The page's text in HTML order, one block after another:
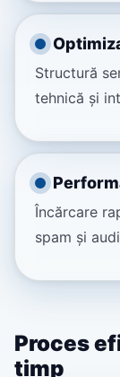
Structură
tehnică și
Încărcare
spam și
Proces
timp